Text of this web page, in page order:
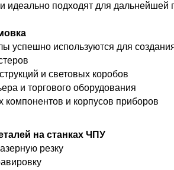
идеально подходят для дальнейшей
успешно используются для
и световых коробов
и торгового оборудования
компонентов и корпусов приборов
на станках ЧПУ
резку